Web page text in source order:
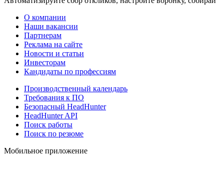
О компании
Наши вакансии
Партнерам
Реклама на сайте
Новости и статьи
Инвесторам
Кандидаты по профессиям
Производственный календарь
Требования к ПО
Безопасный HeadHunter
HeadHunter API
Поиск работы
Поиск по резюме
Мобильное приложение